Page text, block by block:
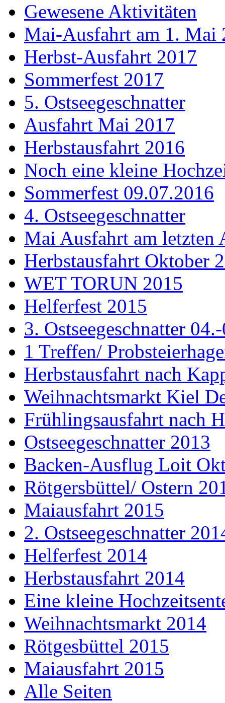
Gewesene Aktivitäten
Mai-Ausfahrt am 1. Mai
Herbst-Ausfahrt 2017
Sommerfest 2017
5. Ostseegeschnatter
Ausfahrt Mai 2017
Herbstausfahrt 2016
Noch eine kleine
Sommerfest 09.07.2016
4. Ostseegeschnatter
Mai Ausfahrt am letzten
Herbstausfahrt Oktober
WET TORUN 2015
Helferfest 2015
3. Ostseegeschnatter
1 Treffen/
Herbstausfahrt nach
Weihnachtsmarkt Kiel
Frühlingsausfahrt nach
Ostseegeschnatter 2013
Backen-Ausflug Loit
Rötgersbüttel/ Ostern
Maiausfahrt 2015
2. Ostseegeschnatter
Helferfest 2014
Herbstausfahrt 2014
Eine kleine
Weihnachtsmarkt 2014
Rötgesbüttel 2015
Maiausfahrt 2015
Alle Seiten